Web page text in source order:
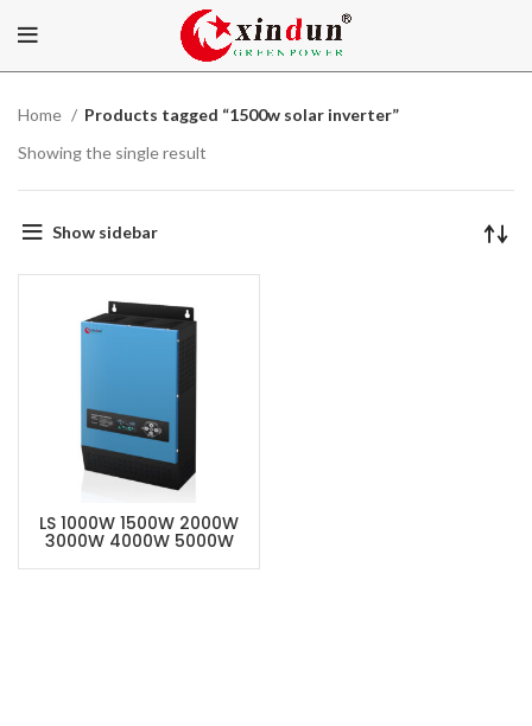
Home
Products tagged “1500w solar inverter”
Showing the single result
Show sidebar
LS 1000W 1500W 2000W
3000W 4000W 5000W
Inverter